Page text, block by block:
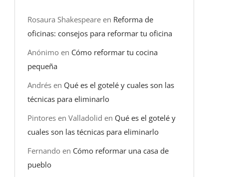
Rosaura Shakespeare en Reforma de
oficinas: consejos para reformar tu oficina
Anónimo en Cómo reformar tu cocina
pequeña
Andrés en Qué es el gotelé y cuales son las
técnicas para eliminarlo
Pintores en Valladolid en Qué es el gotelé y
cuales son las técnicas para eliminarlo
Fernando en Cómo reformar una casa de
pueblo